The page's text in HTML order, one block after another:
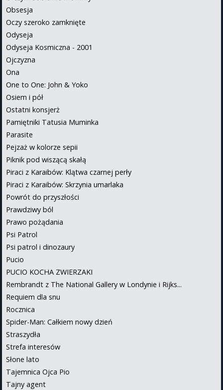
Obsesja
Oczy szeroko zamknięte
Odyseja
Odyseja Kosmiczna - 2001
Ojczyzna
Ona
One to One: John & Yoko
Osiem i pół
Ostatni konsjerż
Pamiętniki Tatusia Muminka
Parasite
Pejzaż w kolorze sepii
Piknik pod wiszącą skałą
Piraci z Karaibów: Klątwa czarnej perły
Piraci z Karaibów: Skrzynia umarlaka
Powrót do przyszłości
Prawdziwy ból
Prawo pożądania
Psi Patrol
Psi patrol i dinozaury
Pucio
PUCIO KOCHA ZWIERZAKI
Rembrandt z The National Gallery w Londynie i Rijks...
Requiem dla snu
Rocznica
Spider-Man: Całkiem nowy dzień
Straszydła
Strefa interesów
Słone lato
Tajemnica Ojca Pio
Tajny agent